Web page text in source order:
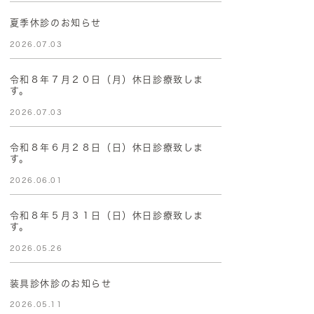
夏季休診のお知らせ
2026.07.03
令和８年７月２０日（月）休日診療致しま
す。
2026.07.03
令和８年６月２８日（日）休日診療致しま
す。
2026.06.01
令和８年５月３１日（日）休日診療致しま
す。
2026.05.26
装具診休診のお知らせ
2026.05.11